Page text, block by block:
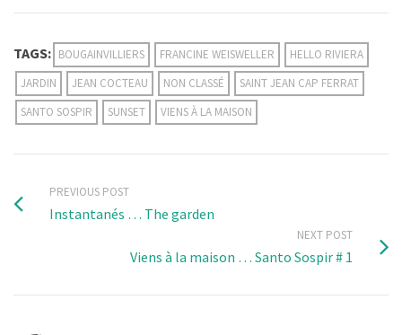
TAGS: BOUGAINVILLIERS FRANCINE WEISWELLER
HELLO RIVIERA
JARDIN
JEAN COCTEAU NON CLASSÉ
SAINT JEAN CAP FERRAT
SANTO SOSPIR
SUNSET VIENS À LA MAISON
PREVIOUS POST
Instantanés … The garden
NEXT POST
Viens à la maison … Santo Sospir # 1